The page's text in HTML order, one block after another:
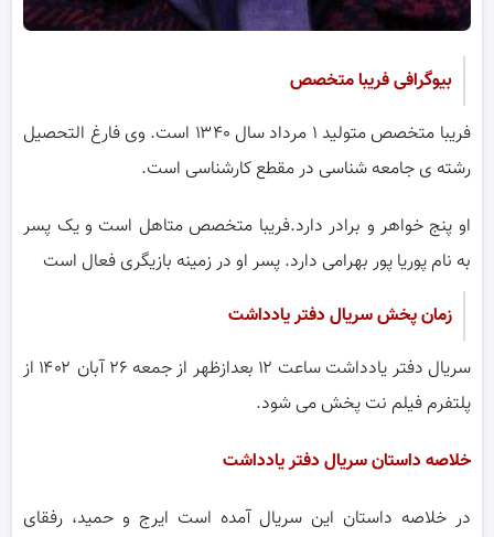
بیوگرافی فریبا متخصص
فریبا متخصص متولید ۱ مرداد سال ۱۳۴۰ است. وی فارغ التحصیل
رشته ی جامعه شناسی در مقطع کارشناسی است.
او پنج خواهر و برادر دارد.فریبا متخصص متاهل است و یک پسر
به نام پوریا پور بهرامی دارد. پسر او در زمینه بازیگری فعال است
زمان پخش سریال دفتر یادداشت
سریال دفتر یادداشت ساعت ۱۲ بعدازظهر از جمعه ۲۶ آبان ۱۴۰۲ از
پلتفرم فیلم نت پخش می شود.
خلاصه داستان سریال دفتر یادداشت
در خلاصه داستان این سریال آمده است ایرج و حمید، رفقای